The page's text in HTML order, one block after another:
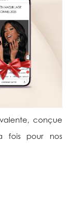
conçue
fois pour nos